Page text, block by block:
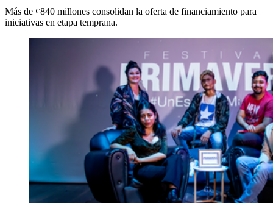
Más de ¢840 millones consolidan la oferta de financiamiento para
iniciativas en etapa temprana.